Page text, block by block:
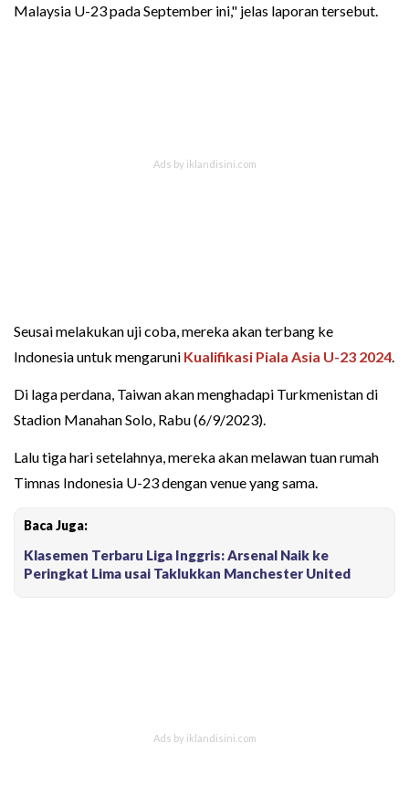
Malaysia U-23 pada September ini," jelas laporan tersebut.
Seusai melakukan uji coba, mereka akan terbang ke
Indonesia untuk mengaruni Kualifikasi Piala Asia U-23 2024.
Di laga perdana, Taiwan akan menghadapi Turkmenistan di
Stadion Manahan Solo, Rabu (6/9/2023).
Lalu tiga hari setelahnya, mereka akan melawan tuan rumah
Timnas Indonesia U-23 dengan venue yang sama.
Baca Juga:
Klasemen Terbaru Liga Inggris: Arsenal Naik ke
Peringkat Lima usai Taklukkan Manchester United